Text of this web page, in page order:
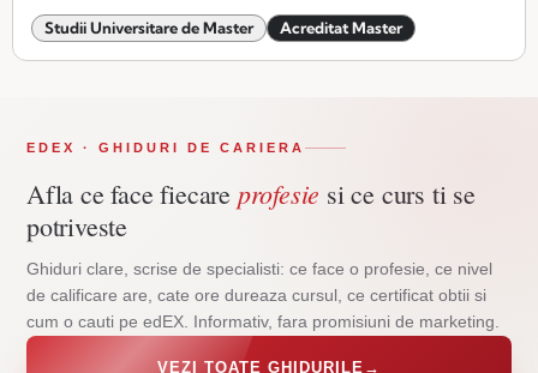
Studii Universitare de Master Acreditat Master
EDEX · GHIDURI DE CARIERA
Afla ce face fiecare profesie si ce curs ti se
potriveste
Ghiduri clare, scrise de specialisti: ce face o profesie, ce nivel
de calificare are, cate ore dureaza cursul, ce certificat obtii si
cum o cauti pe edEX. Informativ, fara promisiuni de marketing.
VEZI TOATE GHIDURILE →